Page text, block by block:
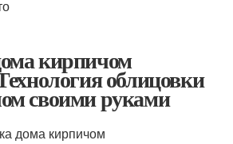
кирпичом
облицовки
своими руками